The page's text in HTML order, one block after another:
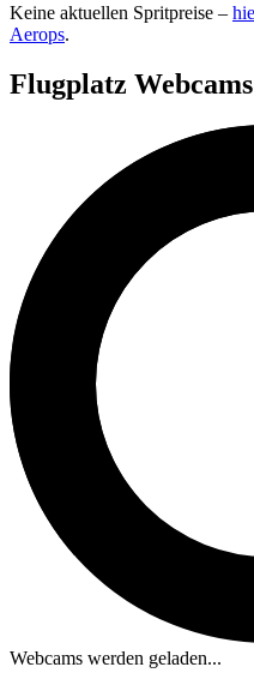
Keine aktuellen Spritpreise –
Aerops.
Flugplatz Webcams
Webcams werden geladen...